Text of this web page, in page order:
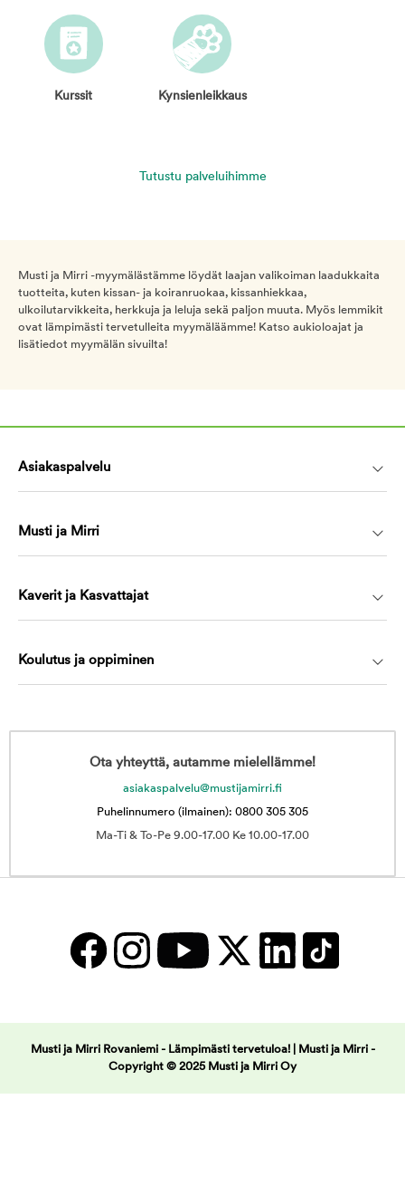
Kurssit Kynsien­leikkaus
Tutustu palveluihimme
Musti ja Mirri -myymälästämme löydät laajan valikoiman laadukkaita
tuotteita, kuten kissan- ja koiranruokaa, kissanhiekkaa,
ulkoilutarvikkeita, herkkuja ja leluja sekä paljon muuta. Myös lemmikit
ovat lämpimästi tervetulleita myymäläämme! Katso aukioloajat ja
lisätiedot myymälän sivuilta!
Asiakaspalvelu
Musti ja Mirri
Kaverit ja Kasvattajat
Koulutus ja oppiminen
Ota yhteyttä, autamme mielellämme!
asiakaspalvelu@mustijamirri.fi
Puhelinnumero (ilmainen): 0800 305 305
Ma-Ti & To-Pe 9.00-17.00 Ke 10.00-17.00
Musti ja Mirri Rovaniemi - Lämpimästi tervetuloa! | Musti ja Mirri -
Copyright © 2025 Musti ja Mirri Oy